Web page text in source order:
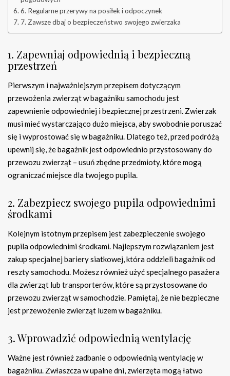
6. Regularne przerywy na posiłek i odpoczynek
7. Zawsze dbaj o bezpieczeństwo swojego zwierzaka
1. Zapewniaj odpowiednią i bezpieczną
przestrzeń
Pierwszym i najważniejszym przepisem dotyczącym
przewożenia zwierząt w bagażniku samochodu jest
zapewnienie odpowiedniej i bezpiecznej przestrzeni. Zwierzak
musi mieć wystarczająco dużo miejsca, aby swobodnie poruszać
się i wyprostować się w bagażniku. Dlatego też, przed podróżą
upewnij się, że bagażnik jest odpowiednio przystosowany do
przewozu zwierząt – usuń zbędne przedmioty, które mogą
ograniczać miejsce dla twojego pupila.
2. Zabezpiecz swojego pupila odpowiednimi
środkami
Kolejnym istotnym przepisem jest zabezpieczenie swojego
pupila odpowiednimi środkami. Najlepszym rozwiązaniem jest
zakup specjalnej bariery siatkowej, która oddzieli bagażnik od
reszty samochodu. Możesz również użyć specjalnego pasażera
dla zwierząt lub transporterów, które są przystosowane do
przewozu zwierząt w samochodzie. Pamiętaj, że nie bezpieczne
jest przewożenie zwierząt luzem w bagażniku.
3. Wprowadzić odpowiednią wentylację
Ważne jest również zadbanie o odpowiednią wentylację w
bagażniku. Zwłaszcza w upalne dni, zwierzęta mogą łatwo